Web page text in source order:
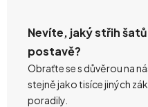
Nevíte, jaký střih šatů
postavě?
Obraťte se s důvěrou na
stejně jako tisíce jiných
poradily.